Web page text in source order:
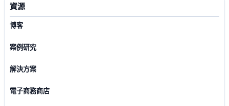
資源
博客
案例研究
解決方案
電子商務商店